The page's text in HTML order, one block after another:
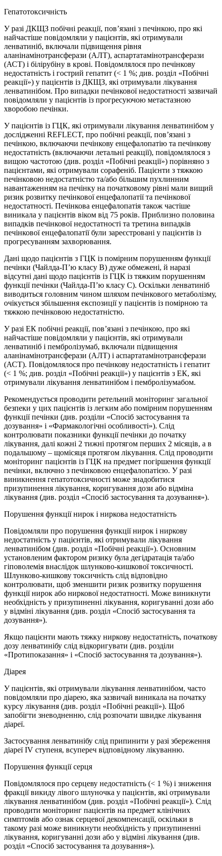
Гепатотоксичність
У разі ДКЩЗ побічні реакції, пов’язані з печінкою, про які
найчастіше повідомляли у пацієнтів, які отримували
ленватиніб, включали підвищення рівня
аланінамінотрансферази (АЛТ), аспартатамінотрансферази
(АСТ) і білірубіну в крові. Повідомлялося про печінкову
недостатність і гострий гепатит (< 1 %; див. розділ «Побічні
реакції») у пацієнтів із ДКЩЗ, які отримували лікування
ленватинібом. Про випадки печінкової недостатності зазвичай
повідомляли у пацієнтів із прогресуючою метастазною
хворобою печінки.
У пацієнтів із ГЦК, які отримували лікування ленватинібом у
дослідженні REFLECT, про побічні реакції, пов’язані з
печінкою, включаючи печінкову енцефалопатію та печінкову
недостатність (включаючи летальні реакції), повідомлялося з
вищою частотою (див. розділ «Побічні реакції») порівняно з
пацієнтами, які отримували сорафеніб. Пацієнти з тяжкою
печінковою недостатністю та/або більшим пухлинним
навантаженням на печінку на початковому рівні мали вищий
ризик розвитку печінкової енцефалопатії та печінкової
недостатності. Печінкова енцефалопатія також частіше
виникала у пацієнтів віком від 75 років. Приблизно половина
випадків печінкової недостатності та третина випадків
печінкової енцефалопатії були зареєстровані у пацієнтів із
прогресуванням захворювання.
Дані щодо пацієнтів з ГЦК із помірним порушенням функції
печінки (Чайлда-П’ю класу B) дуже обмежені, й наразі
відсутні дані щодо пацієнтів із ГЦК із тяжким порушенням
функції печінки (Чайлда-П’ю класу C). Оскільки ленватиніб
виводиться головним чином шляхом печінкового метаболізму,
очікується збільшення експозиції у пацієнтів із помірною та
тяжкою печінковою недостатністю.
У разі ЕК побічні реакції, пов’язані з печінкою, про які
найчастіше повідомляли у пацієнтів, які отримували
ленватиніб і пембролізумаб, включали підвищення
аланінамінотрансферази (АЛТ) і аспартатамінотрансферази
(АСТ). Повідомлялося про печінкову недостатність і гепатит
(< 1 %; див. розділ «Побічні реакції») у пацієнтів з ЕК, які
отримували лікування ленватинібом і пембролізумабом.
Рекомендується проводити ретельний моніторинг загальної
безпеки у цих пацієнтів із легким або помірним порушенням
функції печінки (див. розділи «Спосіб застосування та
дозування» і «Фармакологічні особливості»). Слід
контролювати показники функції печінки до початку
лікування, далі кожні 2 тижні протягом перших 2 місяців, а в
подальшому – щомісяця протягом лікування. Слід проводити
моніторинг пацієнтів із ГЦК на предмет погіршення функції
печінки, включно з печінковою енцефалопатією. У разі
виникнення гепатотоксичності може знадобитися
призупинення лікування, коригування дози або відміна
лікування (див. розділ «Спосіб застосування та дозування»).
Порушення функції нирок і ниркова недостатність
Повідомляли про порушення функції нирок і ниркову
недостатність у пацієнтів, які отримували лікування
ленватинібом (див. розділ «Побічні реакції»). Основним
установленим фактором ризику була дегідратація та/або
гіповолемія внаслідок шлунково-кишкової токсичності.
Шлунково-кишкову токсичність слід відповідно
контролювати, щоб зменшити ризик розвитку порушення
функції нирок або ниркової недостатності. Може виникнути
необхідність у призупиненні лікування, коригуванні дози або
у відміні лікування (див. розділ «Спосіб застосування та
дозування»).
Якщо пацієнти мають тяжку ниркову недостатність, початкову
дозу ленватинібу слід відкоригувати (див. розділи
«Протипоказання» і «Спосіб застосування та дозування»).
Діарея
У пацієнтів, які отримували лікування ленватинібом, часто
повідомляли про діарею, яка зазвичай виникала на початку
курсу лікування (див. розділ «Побічні реакції»). Щоб
запобігти зневодненню, слід розпочати швидке лікування
діареї.
Застосування ленватинібу слід припинити у разі збереження
діареї IV ступеня, всупереч відповідному лікуванню.
Порушення функції серця
Повідомлялося про серцеву недостатність (< 1 %) і зниження
фракції викиду лівого шлуночка у пацієнтів, які отримували
лікування ленватинібом (див. розділ «Побічні реакції»). Слід
проводити моніторинг пацієнтів на предмет клінічних
симптомів або ознак серцевої декомпенсації, оскільки в
такому разі може виникнути необхідність у призупиненні
лікування, коригуванні дози або у відміні лікування (див.
розділ «Спосіб застосування та дозування»).